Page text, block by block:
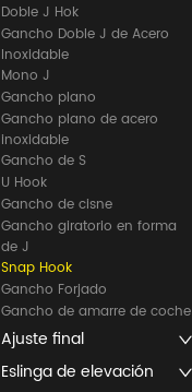
Doble J Hok
Gancho Doble J de Acero
Inoxidable
Mono J
Gancho plano
Gancho plano de acero
inoxidable
Gancho de S
U Hook
Gancho de cisne
Gancho giratorio en forma
de J
Snap Hook
Gancho Forjado
Gancho de amarre de coche
Ajuste final
Eslinga de elevación